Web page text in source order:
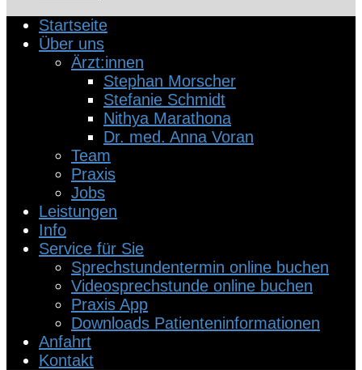
Startseite
Über uns
Ärzt:innen
Stephan Morscher
Stefanie Schmidt
Nithya Marathona
Dr. med. Anna Voran
Team
Praxis
Jobs
Leistungen
Info
Service für Sie
Sprechstundentermin online buchen
Videosprechstunde online buchen
Praxis App
Downloads Patienteninformationen
Anfahrt
Kontakt